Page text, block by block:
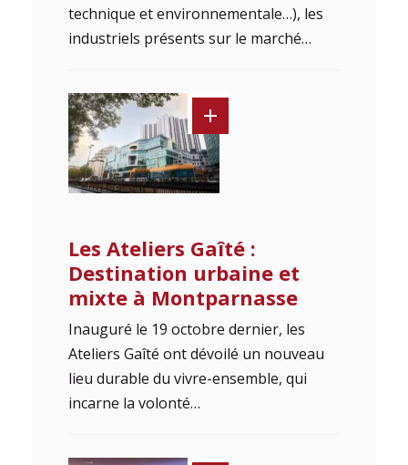
technique et environnementale…), les
industriels présents sur le marché…
Les Ateliers Gaîté :
Destination urbaine et
mixte à Montparnasse
Inauguré le 19 octobre dernier, les
Ateliers Gaîté ont dévoilé un nouveau
lieu durable du vivre-ensemble, qui
incarne la volonté…